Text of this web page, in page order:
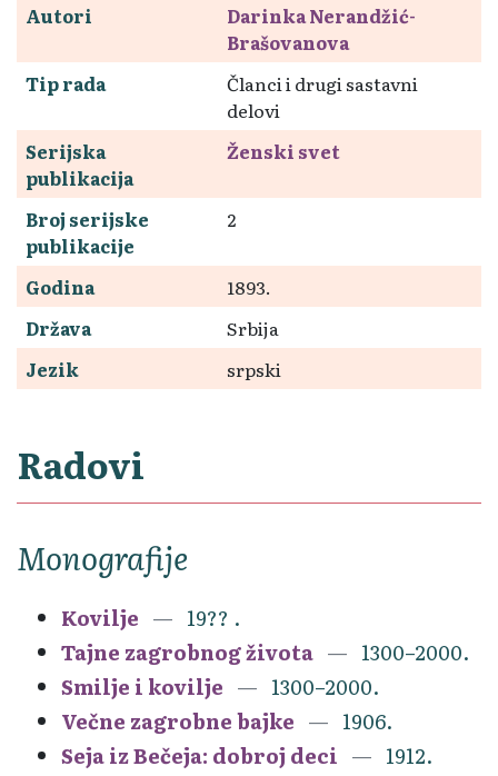
Autori
Darinka Nerandžić-
Brašovanova
Tip rada
Članci i drugi sastavni
delovi
Serijska
publikacija
Ženski svet
Broj serijske
publikacije
2
Godina
1893.
Država
Srbija
Jezik
srpski
Radovi
Monografije
Kovilje
19?? .
Tajne zagrobnog života
1300–2000.
Smilje i kovilje
1300–2000.
Večne zagrobne bajke
1906.
Seja iz Bečeja: dobroj deci
1912.